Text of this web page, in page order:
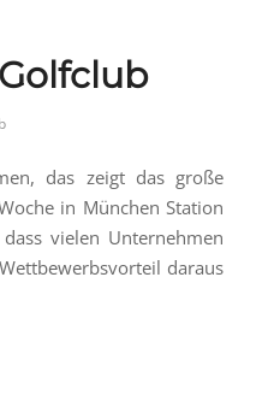
das zeigt das große
in München Station
vielen Unternehmen
daraus